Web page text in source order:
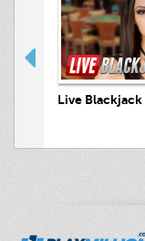
Live Blackjack